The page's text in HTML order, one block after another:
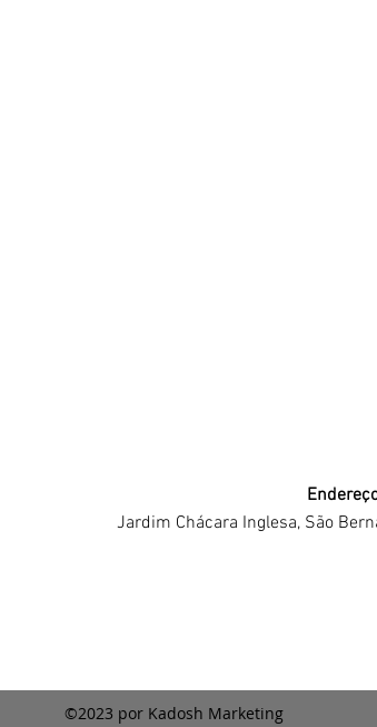
Jardim Chácara Inglesa, São
©2023 por Kadosh Marketing